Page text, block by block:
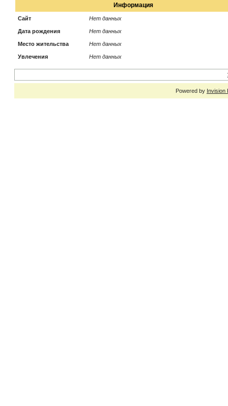
Информация
Сайт Нет данных
Дата рождения Нет данных
Место жительства Нет данных
Увлечения Нет данных
Powered by Invision